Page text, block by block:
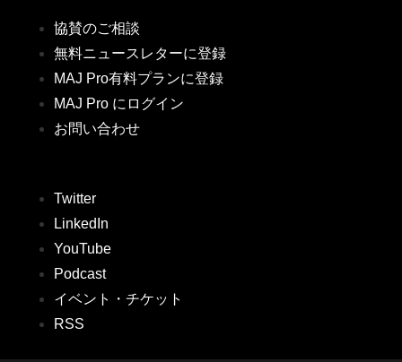
協賛のご相談
無料ニュースレターに登録
MAJ Pro有料プランに登録
MAJ Pro にログイン
お問い合わせ
Twitter
LinkedIn
YouTube
Podcast
イベント・チケット
RSS